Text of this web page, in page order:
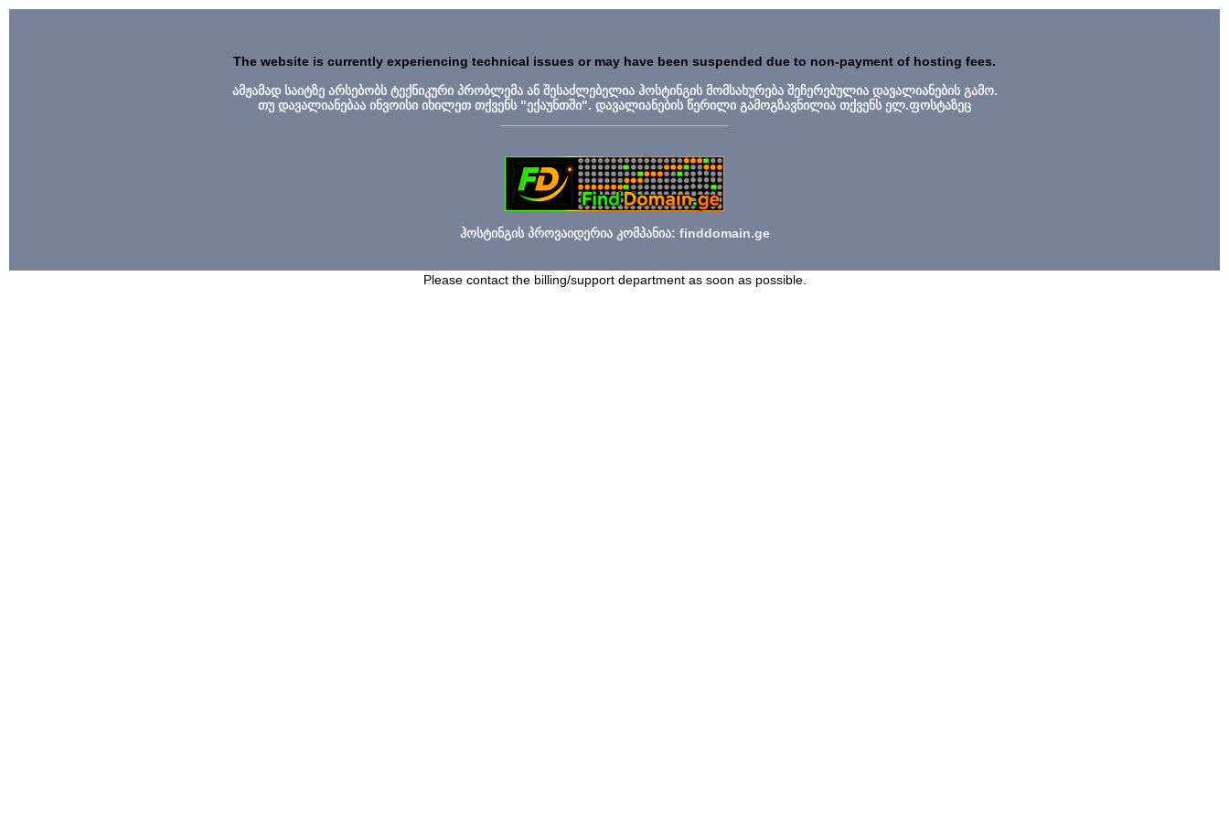
The website is currently experiencing technical issues or may have been suspended due to non-payment of hosting fees.
ამჟამად საიტზე არსებობს ტექნიკური პრობლემა ან შესაძლებელია ჰოსტინგის მომსახურება შეჩერებულია დავალიანების გამო.
თუ დავალიანებაა ინვოისი იხილეთ თქვენს "ექაუნთში". დავალიანების წერილი გამოგზავნილია თქვენს ელ.ფოსტაზეც
ჰოსტინგის პროვაიდერია კომპანია: finddomain.ge
Please contact the billing/support department as soon as possible.